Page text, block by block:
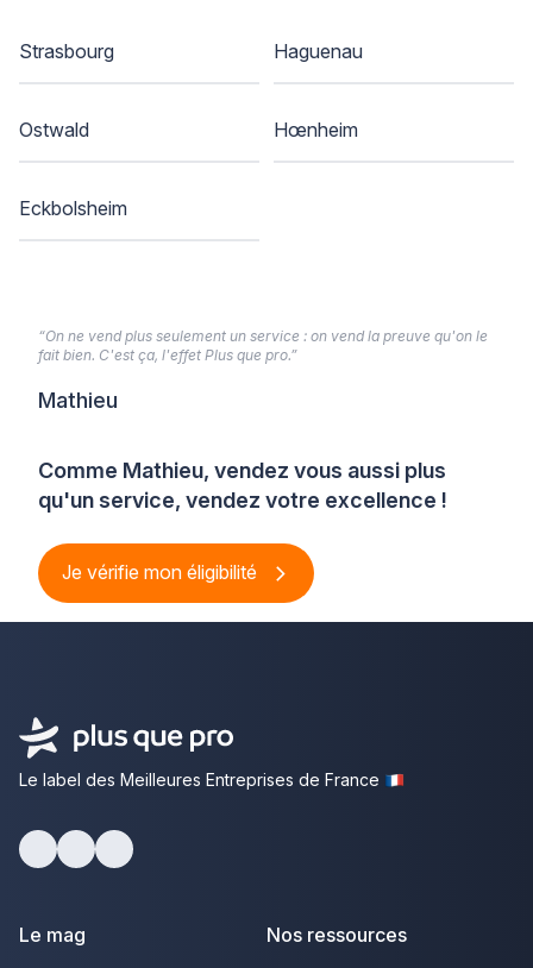
Strasbourg Haguenau
Ostwald Hœnheim
Eckbolsheim
Comme Mathieu, vendez vous aussi plus
qu'un service, vendez votre excellence !
Je vérifie mon éligibilité
“On ne vend plus seulement un service : on vend la preuve qu'on le
fait bien. C'est ça, l'effet Plus que pro.”
Mathieu
Le label des Meilleures Entreprises de France
Le mag Nos ressources